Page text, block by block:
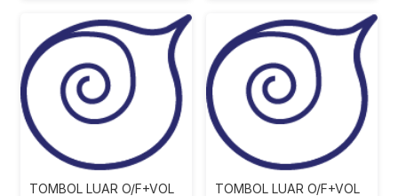
TOMBOL LUAR O/F+VOL
TOMBOL LUAR O/F+VOL